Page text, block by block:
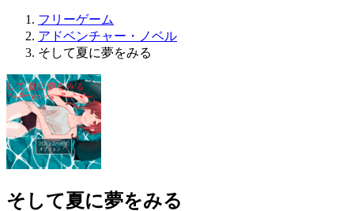
フリーゲーム
アドベンチャー・ノベル
そして夏に夢をみる
そして夏に夢をみる